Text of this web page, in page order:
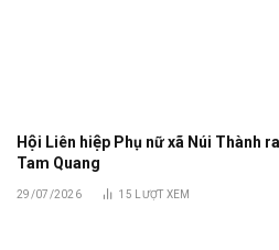
Hội Liên hiệp Phụ nữ xã Núi Thành
Tam Quang
29/07/2026 15 LƯỢT XEM